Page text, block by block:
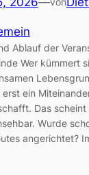
Ablauf der
Wer kümmert
ein
Das
Wurde
angerichtet?